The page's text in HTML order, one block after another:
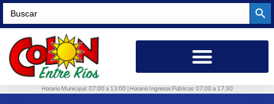
Search
for:
Horario Municipal: 07:00 a 13:00 | Horario Ingresos Públicos: 07:00 a 17:30